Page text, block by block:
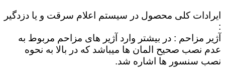
ایرادات کلی محصول در سیستم اعلام سرقت و یا دزدگیر
:
آژیر مزاحم : در بیشتر وارد آژیر های مزاحم مربوط به
عدم نصب صحیح المان ها میباشد که در بالا به نحوه
نصب سنسور ها اشاره شد.